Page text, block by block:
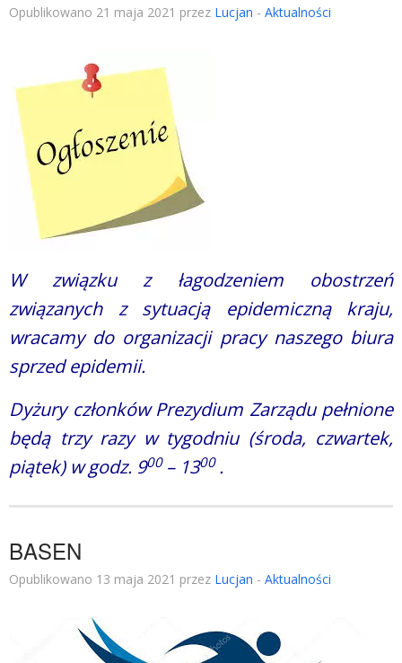
Opublikowano 21 maja 2021 przez Lucjan - Aktualności
W związku z łagodzeniem obostrzeń
związanych z sytuacją epidemiczną kraju,
wracamy do organizacji pracy naszego biura
sprzed epidemii.
Dyżury członków Prezydium Zarządu pełnione
będą trzy razy w tygodniu (środa, czwartek,
piątek) w godz. 900 – 1300 .
BASEN
Opublikowano 13 maja 2021 przez Lucjan - Aktualności